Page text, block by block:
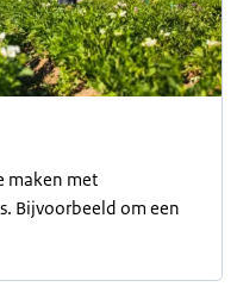
maken met
Bijvoorbeeld om een